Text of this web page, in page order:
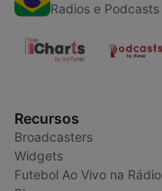
Radios e Podcasts
Recursos
Broadcasters
Widgets
Futebol Ao Vivo na Rádio